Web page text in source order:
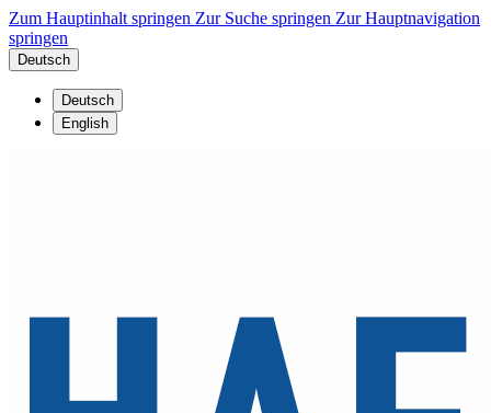
Zum Hauptinhalt springen Zur Suche springen Zur Hauptnavigation
springen
Deutsch
Deutsch
English